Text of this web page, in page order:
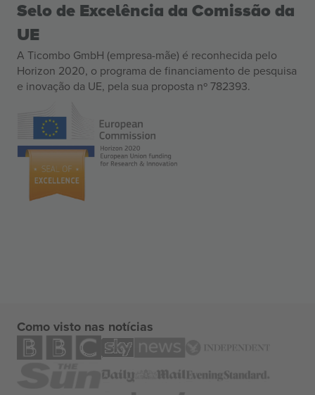
Selo de Excelência da Comissão da
UE
A Ticombo GmbH (empresa-mãe) é reconhecida pelo
Horizon 2020, o programa de financiamento de pesquisa
e inovação da UE, pela sua proposta nº 782393.
Como visto nas notícias